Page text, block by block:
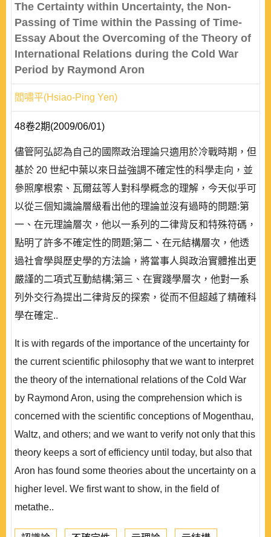
The Certainty within Uncertainty, the Non-
Passing of Time within the Passing of Time-
Essay About the Overcoming of the Theory of
International Relations during the Cold War
Period by Raymond Aron
閻嘯平(Hsiao-Ping Yen)
48卷2期(2009/06/01)
儘管阿弘認為自己的國際政治理論只適用於冷戰時期，但
基於 20 世紀中葉以來日益強調不確定性的科學走向，並
參照摩根索、瓦爾茲等人對科學概念的理解，今天似乎可
以從三個知識論層級看出他的理論並沒有過時的問題:第
一、在元理論層次，他以一系列的二律背反和特殊符碼，
點明了許多不確定性的問題;第二、在元結構層次，他透
過社會學與歷史學的方法論，將當事人與政治實體推出更
嚴謹的二項式互動結構;第三、在實踐學層次，他對一系
列外交行為提出二律背反的探索，從而不但超越了精確科
學在確定..
It is with regards of the importance of the uncertainty for
the current scientific philosophy that we want to interpret
the theory of the international relations of the Cold War
by Raymond Aron, using the comprehension which is
concerned with the scientific conceptions of Mogenthau,
Waltz, and others; and we want to verify not only that this
theory keeps a sort of efficiency until today, but also that
Aron has found some theories about the uncertainty on a
higher level. We first want to show, in the field of
metathe..